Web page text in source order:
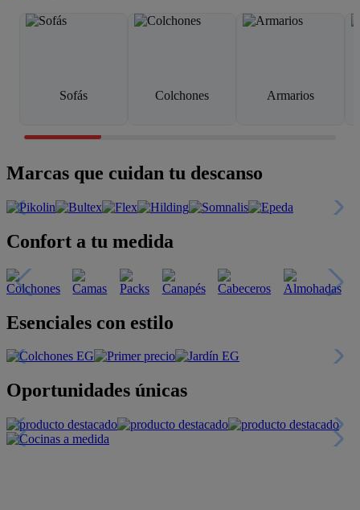
Sofás Colchones Armarios
Marcas que cuidan tu descanso
Confort a tu medida
Esenciales con estilo
Oportunidades únicas